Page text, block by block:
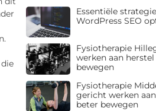
Essentiële
WordPress SEO
Fysiotherapie
werken aan herstel
bewegen
Fysiotherapie
gericht werken
beter bewegen